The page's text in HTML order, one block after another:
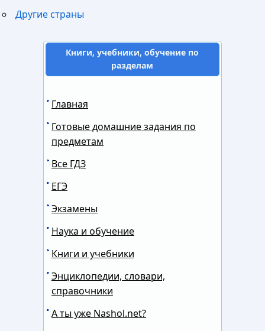
Другие страны
Книги, учебники, обучение по
разделам
Главная
Готовые домашние задания по
предметам
Все ГДЗ
ЕГЭ
Экзамены
Наука и обучение
Книги и учебники
Энциклопедии, словари,
справочники
А ты уже Nashol.net?